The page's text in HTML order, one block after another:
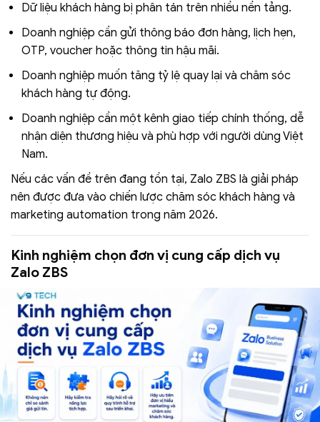
Dữ liệu khách hàng bị phân tán trên nhiều nền tảng.
Doanh nghiệp cần gửi thông báo đơn hàng, lịch hẹn,
OTP, voucher hoặc thông tin hậu mãi.
Doanh nghiệp muốn tăng tỷ lệ quay lại và chăm sóc
khách hàng tự động.
Doanh nghiệp cần một kênh giao tiếp chính thống, dễ
nhận diện thương hiệu và phù hợp với người dùng Việt
Nam.
Nếu các vấn đề trên đang tồn tại, Zalo ZBS là giải pháp
nên được đưa vào chiến lược chăm sóc khách hàng và
marketing automation trong năm 2026.
Kinh nghiệm chọn đơn vị cung cấp dịch vụ
Zalo ZBS